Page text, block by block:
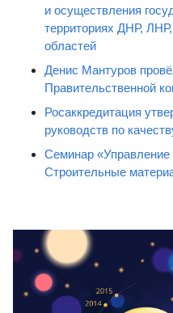
и осуществления
территориях ДНР,
областей
Денис Мантуров
Правительственной
Росаккредитация
руководств по
Семинар «Управление
Строительные